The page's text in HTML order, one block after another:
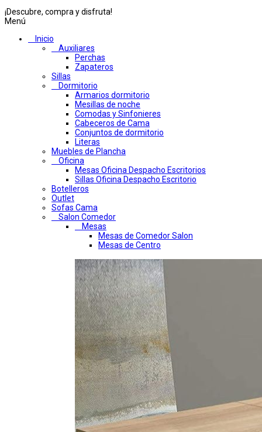
¡Descubre, compra y disfruta!
Menú
Inicio
Auxiliares
Perchas
Zapateros
Sillas
Dormitorio
Armarios dormitorio
Mesillas de noche
Comodas y Sinfonieres
Cabeceros de Cama
Conjuntos de dormitorio
Literas
Muebles de Plancha
Oficina
Mesas Oficina Despacho Escritorios
Sillas Oficina Despacho Escritorio
Botelleros
Outlet
Sofas Cama
Salon Comedor
Mesas
Mesas de Comedor Salon
Mesas de Centro